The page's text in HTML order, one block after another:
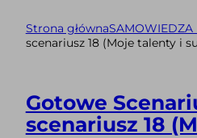
Strona głównaSAMOWIEDZA
scenariusz 18 (Moje talenty i
Gotowe
scenariusz 18